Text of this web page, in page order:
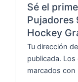
Sé el
Pujadores
Hockey
Tu dirección
publicada. Los
marcados con